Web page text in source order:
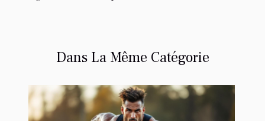
Dans La Même Catégorie